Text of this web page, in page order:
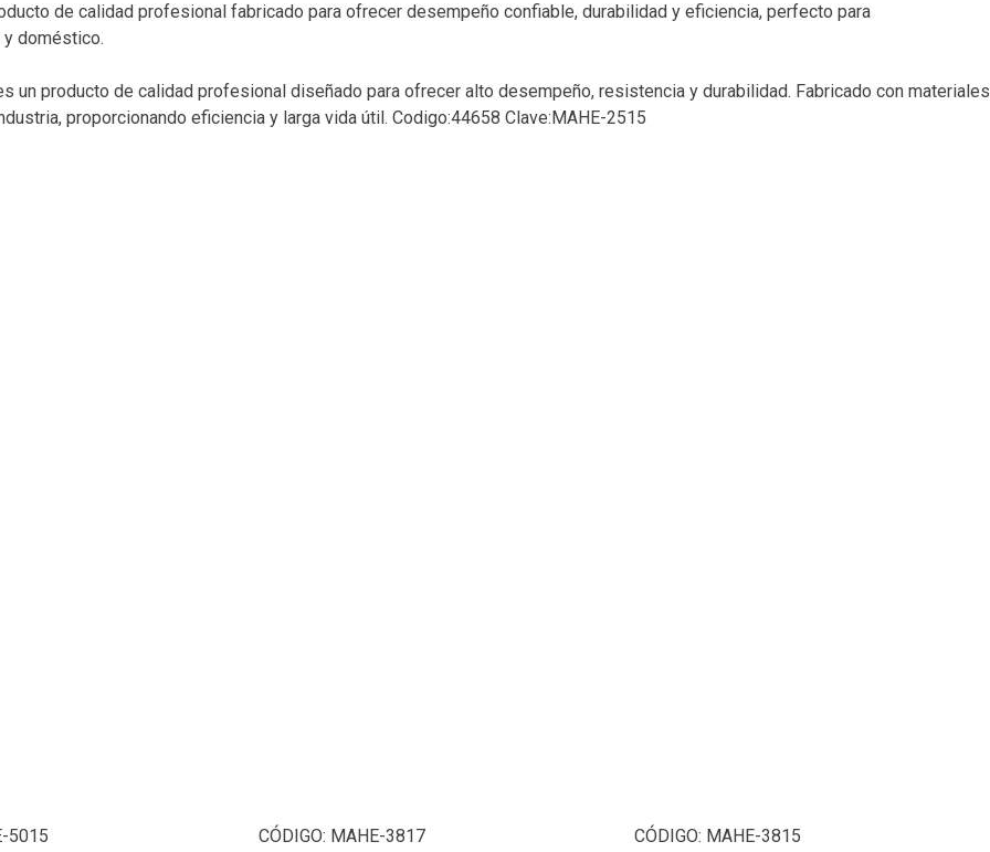
de calidad profesional fabricado para ofrecer desempeño confiable, durabilidad y eficiencia, perfecto para
doméstico.
un producto de calidad profesional diseñado para ofrecer alto desempeño, resistencia y durabilidad. Fabricado con materiales
proporcionando eficiencia y larga vida útil. Codigo:44658 Clave:MAHE-2515
5015 CÓDIGO: MAHE-3817 CÓDIGO: MAHE-3815